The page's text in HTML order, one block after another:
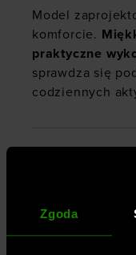
Zgoda
Model
komforcie.
praktyczne
sprawdza się
codziennych
Kolor: Beżowy
Marka: 4F JUNIOR